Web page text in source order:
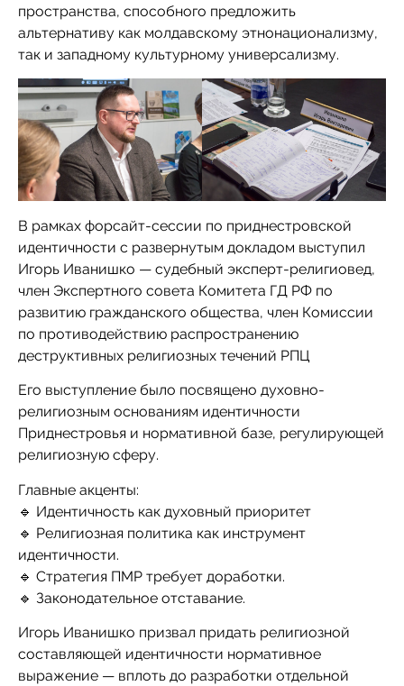
пространства, способного предложить
альтернативу как молдавскому этнонационализму,
так и западному культурному универсализму.
В рамках форсайт-сессии по приднестровской
идентичности с развернутым докладом выступил
Игорь Иванишко — судебный эксперт-религиовед,
член Экспертного совета Комитета ГД РФ по
развитию гражданского общества, член Комиссии
по противодействию распространению
деструктивных религиозных течений РПЦ
Его выступление было посвящено духовно-
религиозным основаниям идентичности
Приднестровья и нормативной базе, регулирующей
религиозную сферу.
Главные акценты:
🔹 Идентичность как духовный приоритет
🔹 Религиозная политика как инструмент
идентичности.
🔹 Стратегия ПМР требует доработки.
🔹 Законодательное отставание.
Игорь Иванишко призвал придать религиозной
составляющей идентичности нормативное
выражение — вплоть до разработки отдельной